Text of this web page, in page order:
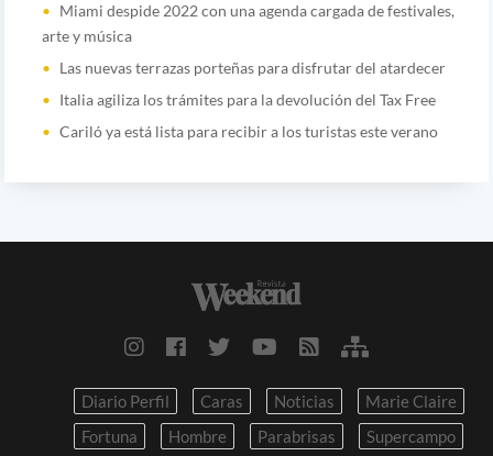
Miami despide 2022 con una agenda cargada de festivales,
arte y música
Las nuevas terrazas porteñas para disfrutar del atardecer
Italia agiliza los trámites para la devolución del Tax Free
Cariló ya está lista para recibir a los turistas este verano
Diario Perfil Caras Noticias
Marie Claire
Fortuna
Hombre Parabrisas
Supercampo